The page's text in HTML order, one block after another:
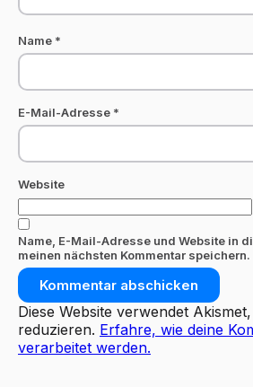
Name *
E-Mail-Adresse *
Website
Name, E-Mail-Adresse und Website in
meinen nächsten Kommentar speichern.
Diese Website verwendet
reduzieren. Erfahre, wie deine
verarbeitet werden.